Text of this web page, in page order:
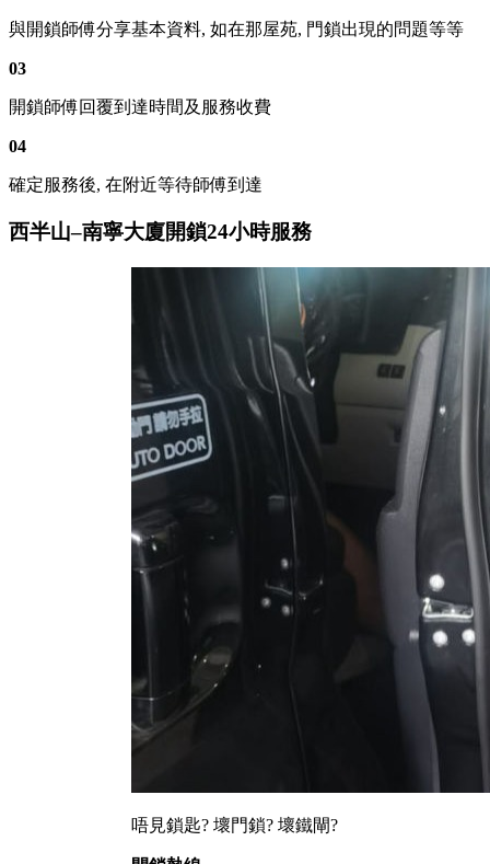
與開鎖師傅分享基本資料, 如在那屋苑, 門鎖出現的問題等等
03
開鎖師傅回覆到達時間及服務收費
04
確定服務後, 在附近等待師傅到達
西半山–南寧大廈開鎖24小時服務
唔見鎖匙? 壞門鎖? 壞鐵閘?